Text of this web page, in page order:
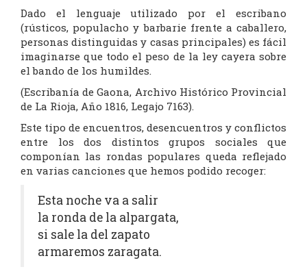
Dado el lenguaje utilizado por el escribano
(rústicos, populacho y barbarie frente a caballero,
personas distinguidas y casas principales) es fácil
imaginarse que todo el peso de la ley cayera sobre
el bando de los humildes.
(Escribanía de Gaona, Archivo Histórico Provincial
de La Rioja, Año 1816, Legajo 7163).
Este tipo de encuentros, desencuentros y conflictos
entre los dos distintos grupos sociales que
componían las rondas populares queda reflejado
en varias canciones que hemos podido recoger:
Esta noche va a salir
la ronda de la alpargata,
si sale la del zapato
armaremos zaragata.